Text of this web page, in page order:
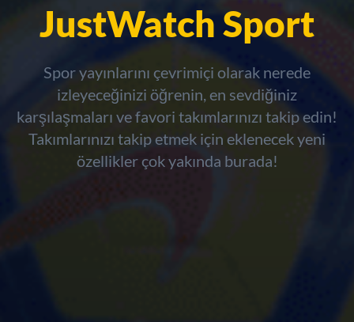
JustWatch Sport
Spor yayınlarını çevrimiçi olarak nerede
izleyeceğinizi öğrenin, en sevdiğiniz
karşılaşmaları ve favori takımlarınızı takip edin!
Takımlarınızı takip etmek için eklenecek yeni
özellikler çok yakında burada!